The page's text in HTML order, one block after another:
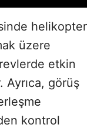
helikopter
üzere
etkin
görüş
kontrol